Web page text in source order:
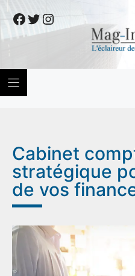
to
content
Facebook
Twitter
Instagram
Cabinet
stratégique
de vos